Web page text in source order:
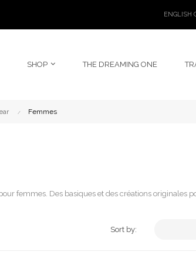
ENGLISH
SHOP THE DREAMING ONE
Femmes
femmes. Des basiques et des créations originales
Sort by: